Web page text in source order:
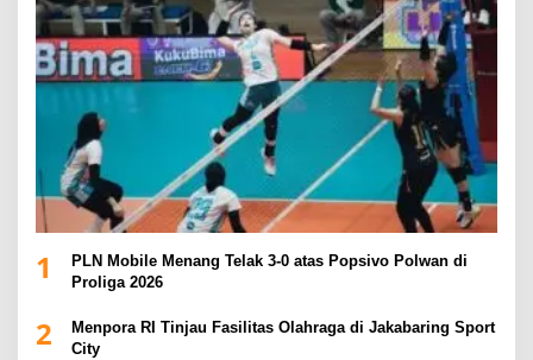
1
PLN Mobile Menang Telak 3-0 atas Popsivo Polwan di
Proliga 2026
2
Menpora RI Tinjau Fasilitas Olahraga di Jakabaring Sport
City